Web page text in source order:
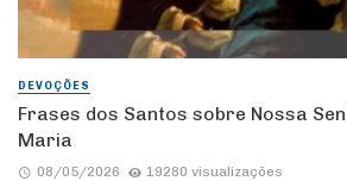
DEVOÇÕES
Frases dos Santos sobre Nossa
Maria
08/05/2026 19280 visualizações